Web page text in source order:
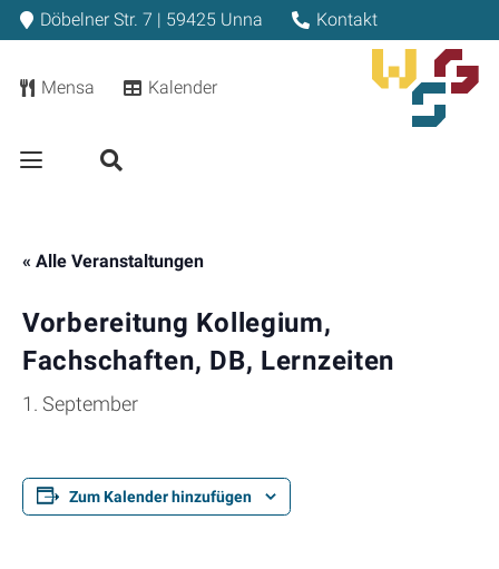
Döbelner Str. 7 | 59425 Unna Kontakt
Mensa Kalender
« Alle Veranstaltungen
Vorbereitung Kollegium,
Fachschaften, DB, Lernzeiten
1. September
Zum Kalender hinzufügen